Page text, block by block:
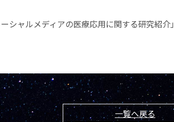
ャルメディアの医療応用に関する研究紹介」
一覧へ戻る